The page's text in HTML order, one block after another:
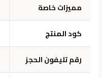
مميزات خاصة
كودالمنتج
رقم تليفون الحجز